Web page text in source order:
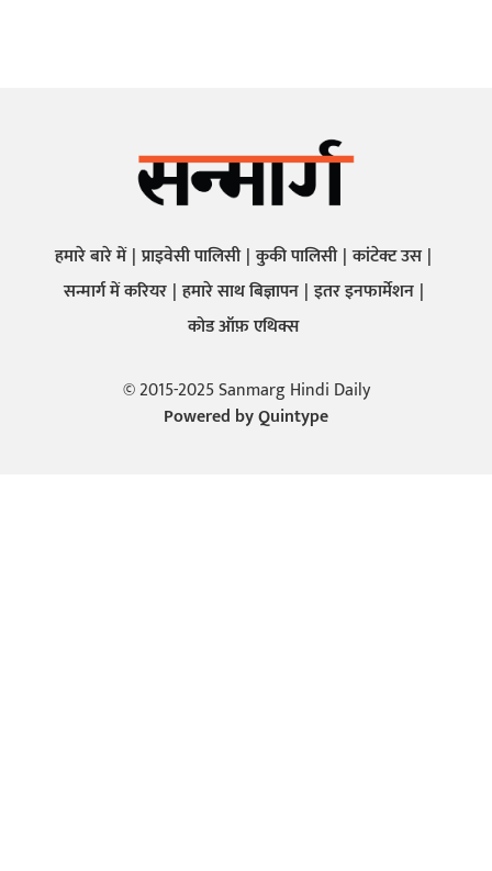
हमारे बारे में प्राइवेसी पालिसी कुकी पालिसी कांटेक्ट उस
सन्मार्ग में करियर हमारे साथ बिज्ञापन इतर इनफार्मेशन
कोड ऑफ़ एथिक्स
© 2015-2025 Sanmarg Hindi Daily
Powered byQuintype